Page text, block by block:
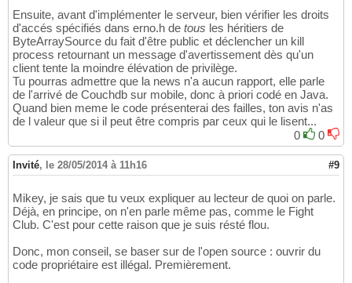
Ensuite, avant d'implémenter le serveur, bien vérifier les droits
d'accés spécifiés dans erno.h de tous les héritiers de
ByteArraySource du fait d'être public et déclencher un kill
process retournant un message d'avertissement dès qu'un
client tente la moindre élévation de privilège.
Tu pourras admettre que la news n'a aucun rapport, elle parle
de l'arrivé de Couchdb sur mobile, donc à priori codé en Java.
Quand bien meme le code présenterai des failles, ton avis n'as
de l valeur que si il peut être compris par ceux qui le lisent...
0
0
Invité, le 28/05/2014 à 11h16 #9
Mikey, je sais que tu veux expliquer au lecteur de quoi on parle.
Déjà, en principe, on n'en parle même pas, comme le Fight
Club. C'est pour cette raison que je suis résté flou.
Donc, mon conseil, se baser sur de l'open source : ouvrir du
code propriétaire est illégal. Premièrement.